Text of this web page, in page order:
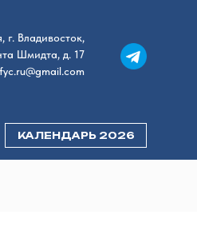
г. Владивосток,
Шмидта, д. 17
КАЛЕНДАРЬ 2026